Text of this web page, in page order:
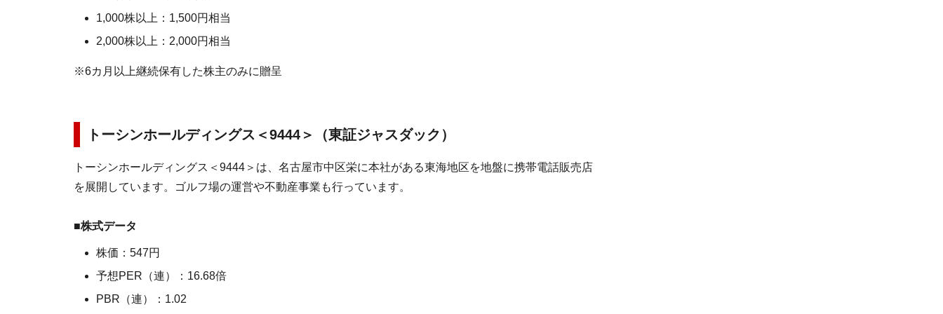
1,000株以上：1,500円相当
2,000株以上：2,000円相当
※6カ月以上継続保有した株主のみに贈呈
トーシンホールディングス ＜9444＞（東証ジャスダック）
トーシンホールディングス＜9444＞は、名古屋市中区栄に本社がある東海地区を地盤に携帯電話販売店
を展開しています。ゴルフ場の運営や不動産事業も行っています。
■株式データ
株価：547円
予想PER（連）：16.68倍
PBR（連）：1.02